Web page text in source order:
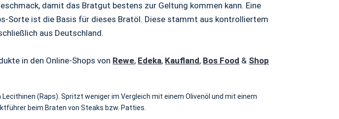
damit das Bratgut bestens zur Geltung kommen kann. Eine
Sorte ist die Basis für dieses Bratöl. Diese stammt aus kontrolliertem
aus Deutschland.
in den Online-Shops von Rewe, Edeka, Kaufland, Bos Food & Shop
(Raps). Spritzt weniger im Vergleich mit einem Olivenöl und mit einem
beim Braten von Steaks bzw. Patties.